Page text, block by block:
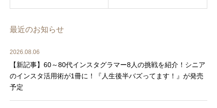
最近のお知らせ
2026.08.06
【新記事】60～80代インスタグラマー8人の挑戦を紹介！シニア
のインスタ活用術が1冊に！『人生後半バズってます！』が発売
予定